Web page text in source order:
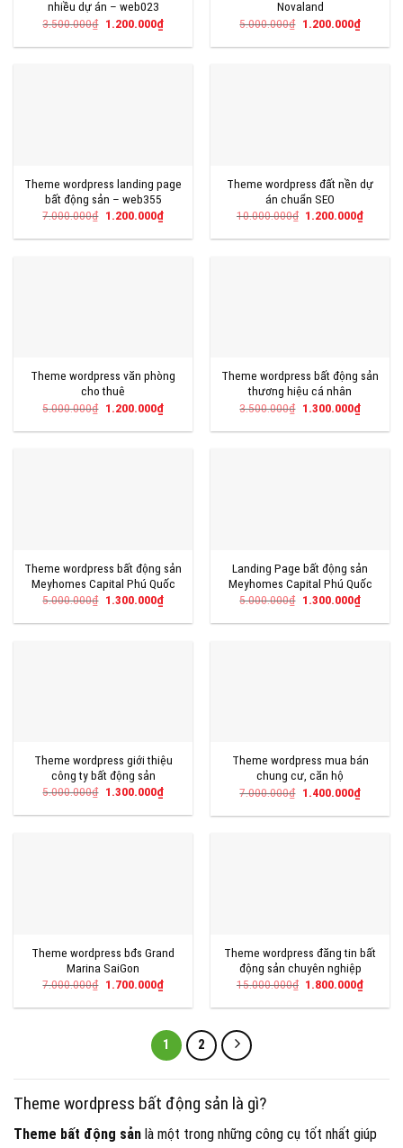
nhiều dự án – web023
3.500.000₫ Giá
là:
1.200.000₫Giá
hiện
tại
Novaland
5.000.000₫ Giá
là:
1.200.000₫Giá
hiện
tại
Theme wordpress landing page
bất động sản – web355
7.000.000₫ Giá
là:
1.200.000₫Giá
hiện
tại
Theme wordpress đất nền dự
án chuẩn SEO
10.000.000₫ Giá
là:
1.200.000₫Giá
tại
Theme wordpress văn phòng
cho thuê
5.000.000₫ Giá
là:
1.200.000₫Giá
hiện
tại
Theme wordpress bất động sản
thương hiệu cá nhân
3.500.000₫ Giá
là:
1.300.000₫Giá
hiện
tại
Theme wordpress bất động sản
Meyhomes Capital Phú Quốc
5.000.000₫ Giá
là:
1.300.000₫Giá
hiện
tại
Landing Page bất động sản
Meyhomes Capital Phú Quốc
5.000.000₫ Giá
là:
1.300.000₫Giá
hiện
tại
Theme wordpress giới thiệu
công ty bất động sản
5.000.000₫ Giá
là:
1.300.000₫Giá
hiện
tại
Theme wordpress mua bán
chung cư, căn hộ
7.000.000₫ Giá
là:
1.400.000₫Giá
hiện
tại
Theme wordpress bđs Grand
Marina SaiGon
7.000.000₫ Giá
là:
1.700.000₫Giá
hiện
tại
1.700.000₫.
Theme wordpress đăng tin bất
động sản chuyên nghiệp
15.000.000₫ Giá
là:
1.800.000₫Giá
tại
1 2
Theme wordpress bất động sản là gì?
Theme bất động sản là một trong những công cụ tốt nhất giúp